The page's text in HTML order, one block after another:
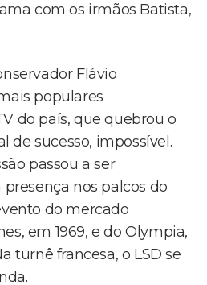
com os irmãos Batista,
Flávio
populares
do país, que quebrou o
de sucesso, impossível.
passou a ser
nos palcos do
do mercado
em 1969, e do Olympia,
turnê francesa, o LSD se